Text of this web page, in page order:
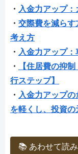
・ 入金力アップ
・ 交際費を減ら
考え方
・ 入金力アップ
・
【住居費の抑
行ステップ】
・ 入金力アップ
を軽くし、投資
📚 あわせて読